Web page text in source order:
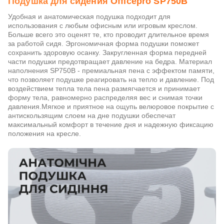
Удобная и анатомическая подушка подходит для
использования с любым офисным или игровым креслом.
Больше всего это оценят те, кто проводит длительное время
за работой сидя. Эргономичная форма подушки поможет
сохранить здоровую осанку. Закругленная форма передней
части подушки предотвращает давление на бедра. Материал
наполнения SP750B - премиальная пена с эффектом памяти,
что позволяет подушке реагировать на тепло и давление. Под
воздействием тепла тела пена размягчается и принимает
форму тела, равномерно распределяя вес и снимая точки
давления.Мягкое и приятное на ощупь велюровое покрытие с
антискользящим слоем на дне подушки обеспечат
максимальный комфорт в течение дня и надежную фиксацию
положения на кресле.